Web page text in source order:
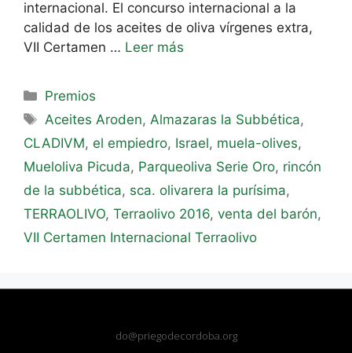
internacional. El concurso internacional a la
calidad de los aceites de oliva vírgenes extra,
VII Certamen … Leer más
Premios
Aceites Aroden, Almazaras la Subbética,
CLADIVM, el empiedro, Israel, muela-olives,
Mueloliva Picuda, Parqueoliva Serie Oro, rincón
de la subbética, sca. olivarera la purísima,
TERRAOLIVO, Terraolivo 2016, venta del barón,
VII Certamen Internacional Terraolivo
do@priegodecordoba.org